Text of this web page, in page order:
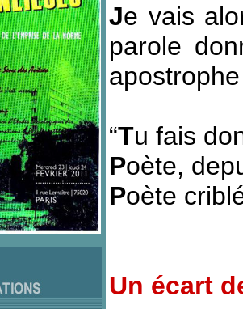
Je vais
parole
“Tu fais
Poète,
Poète
Un écart